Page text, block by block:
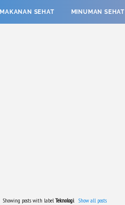
MAKANAN SEHAT MINUMAN SEHAT
Showing posts with labelTeknologi Show all posts